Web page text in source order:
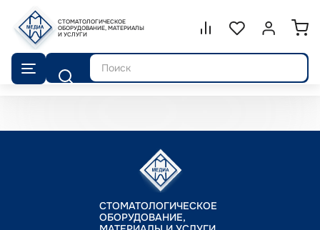
СТОМАТОЛОГИЧЕСКОЕ
ОБОРУДОВАНИЕ, МАТЕРИАЛЫ
И УСЛУГИ
Сравнение.
СписокВойти или
Поиск
СТОМАТОЛОГИЧЕСКОЕ
ОБОРУДОВАНИЕ,